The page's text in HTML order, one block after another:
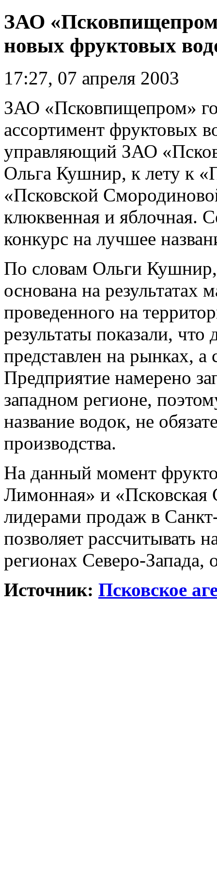
ЗАО
новых фруктовых
17:27, 07 апреля 2003
ЗАО «Псковпищепром»
ассортимент фруктовых
управляющий ЗАО
Ольга Кушнир, к лету к
«Псковской
клюквенная и яблочная.
конкурс на лучшее
По словам Ольги
основана на результатах
проведенного на
результаты показали,
представлен на рынках, а
Предприятие намерено
западном регионе,
название водок, не
производства.
На данный момент
Лимонная» и «Псковская
лидерами продаж в
позволяет рассчитывать
регионах Северо-
Источник: Псковское